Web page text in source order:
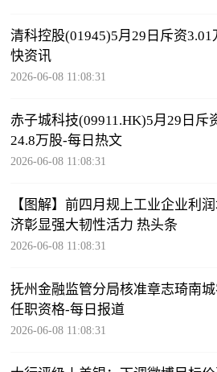
清科控股(01945)5月29日斥资3.01
快资讯
2026-06-08 11:08:31
赤子城科技(09911.HK)5月29日斥
24.8万股-每日热文
2026-06-08 11:08:31
【图解】前四月规上工业企业利
济彰显强大韧性活力 热头条
2026-06-08 11:08:31
抚州金融监管分局核准章志琦南
任职资格-每日报道
2026-06-08 11:08:31